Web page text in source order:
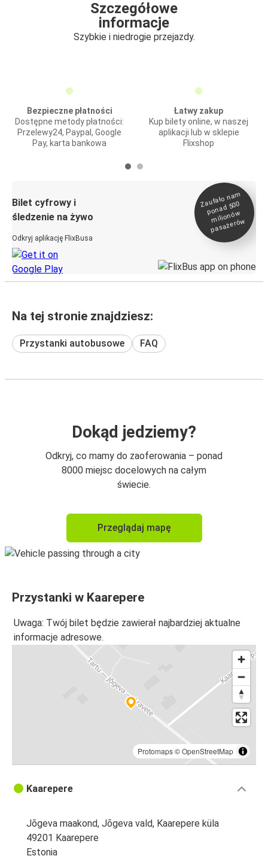
Szczegółowe
informacje
Szybkie i niedrogie przejazdy.
Bezpieczne płatności
Dostępne metody płatności:
Przelewy24, Paypal, Google
Pay, karta bankowa
Łatwy zakup
Kup bilety online, w naszej
aplikacji lub w sklepie
Flixshop
Bilet cyfrowy i
śledzenie na żywo
Odkryj aplikację FlixBusa
Zaufało na
m
ponad 500
milionó
w
pasażeró
w
Na tej stronie znajdziesz:
Przystanki autobusowe FAQ
Dokąd jedziemy?
Odkryj, co mamy do zaoferowania – ponad
8000 miejsc docelowych na całym
świecie.
Przeglądaj mapę
Przystanki w Kaarepere
Uwaga: Twój bilet będzie zawierał najbardziej aktualne
informacje adresowe.
Protomaps©OpenStreetMap
Kaarepere
Jõgeva maakond, Jõgeva vald, Kaarepere küla
49201 Kaarepere
Estonia